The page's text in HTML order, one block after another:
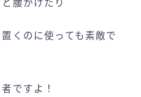
腰かけたり
くのに使っても素敵で
ですよ！